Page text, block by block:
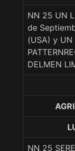
NN 25 UN
de
(USA) y UN
DELMEN
NN 25